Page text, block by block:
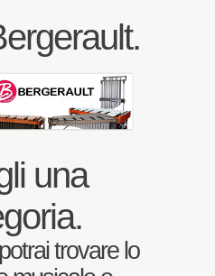
una
trovare lo